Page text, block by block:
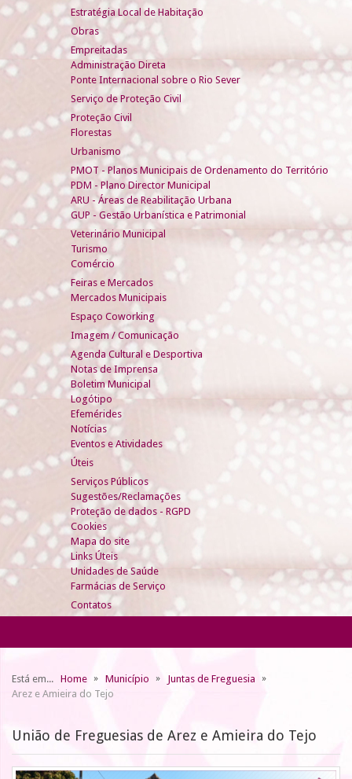
Estratégia Local de Habitação
Obras
Empreitadas
Administração Direta
Ponte Internacional sobre o Rio Sever
Serviço de Proteção Civil
Proteção Civil
Florestas
Urbanismo
PMOT - Planos Municipais de Ordenamento do Território
PDM - Plano Director Municipal
ARU - Áreas de Reabilitação Urbana
GUP - Gestão Urbanística e Patrimonial
Veterinário Municipal
Turismo
Comércio
Feiras e Mercados
Mercados Municipais
Espaço Coworking
Imagem / Comunicação
Agenda Cultural e Desportiva
Notas de Imprensa
Boletim Municipal
Logótipo
Efemérides
Notícias
Eventos e Atividades
Úteis
Serviços Públicos
Sugestões/Reclamações
Proteção de dados - RGPD
Cookies
Mapa do site
Links Úteis
Unidades de Saúde
Farmácias de Serviço
Contatos
Está em... Home Município
Juntas de Freguesia
Arez e Amieira do Tejo
União de Freguesias de Arez e Amieira do Tejo